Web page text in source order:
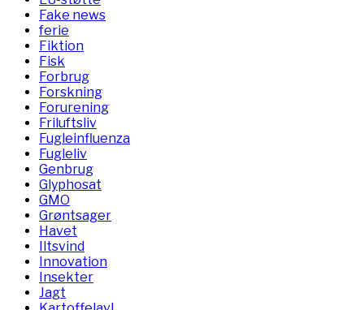
Fake news
ferie
Fiktion
Fisk
Forbrug
Forskning
Forurening
Friluftsliv
Fugleinfluenza
Fugleliv
Genbrug
Glyphosat
GMO
Grøntsager
Havet
Iltsvind
Innovation
Insekter
Jagt